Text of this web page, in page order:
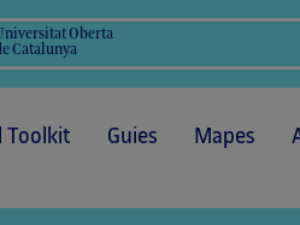
Oberta
Catalunya
Toolkit Guies Mapes